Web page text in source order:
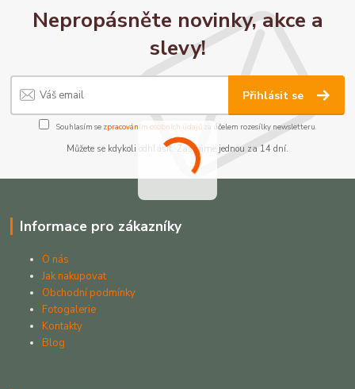
Nepropásněte novinky, akce a
slevy!
Přihlásit se
Souhlasím se zpracováním osobních údajůza účelem rozesílky newsletteru.
Můžete se kdykoli odhlásit. Zasíláme jednou za 14 dní.
Informace pro zákazníky
O nás
Jak nakupovat
Obchodní podmínky
Fotogalerie
Kontakty
Blog